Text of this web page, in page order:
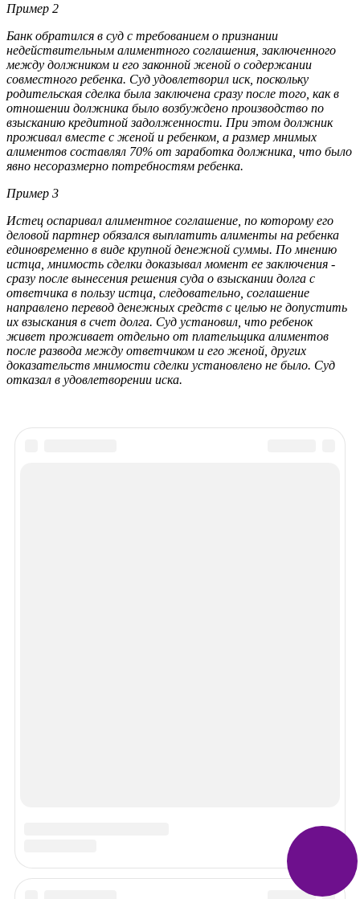
Пример 2
Банк обратился в суд с требованием о признании
недействительным алиментного соглашения, заключенного
между должником и его законной женой о содержании
совместного ребенка. Суд удовлетворил иск, поскольку
родительская сделка была заключена сразу после того, как в
отношении должника было возбуждено производство по
взысканию кредитной задолженности. При этом должник
проживал вместе с женой и ребенком, а размер мнимых
алиментов составлял 70% от заработка должника, что было
явно несоразмерно потребностям ребенка.
Пример 3
Истец оспаривал алиментное соглашение, по которому его
деловой партнер обязался выплатить алименты на ребенка
единовременно в виде крупной денежной суммы. По мнению
истца, мнимость сделки доказывал момент ее заключения -
сразу после вынесения решения суда о взыскании долга с
ответчика в пользу истца, следовательно, соглашение
направлено перевод денежных средств с целью не допустить
их взыскания в счет долга. Суд установил, что ребенок
живет проживает отдельно от плательщика алиментов
после развода между ответчиком и его женой, других
доказательств мнимости сделки установлено не было. Суд
отказал в удовлетворении иска.